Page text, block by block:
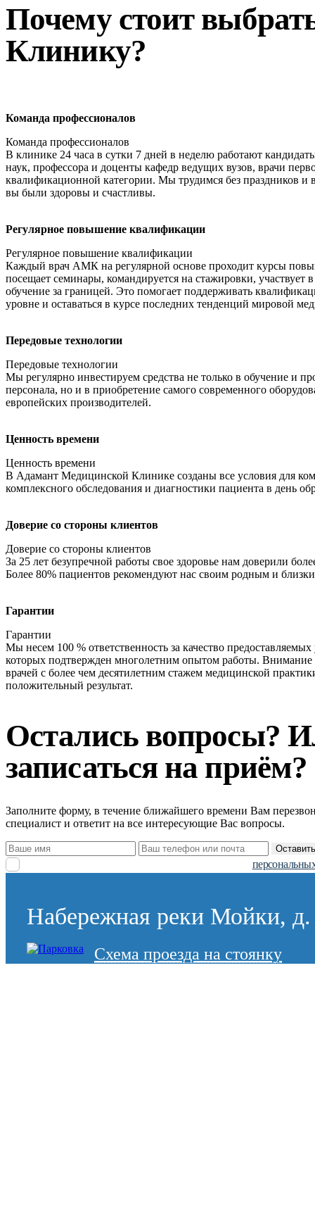
Почему стоит
Клинику?
Команда профессионалов
Команда профессионалов
В клинике 24 часа в сутки 7 дней в неделю работают
наук, профессора и доценты кафедр ведущих вузов, врачи
квалификационной категории. Мы трудимся без праздников и
вы были здоровы и счастливы.
Регулярное повышение квалификации
Регулярное повышение квалификации
Каждый врач АМК на регулярной основе проходит курсы
посещает семинары, командируется на стажировки, участвует
обучение за границей. Это помогает поддерживать
уровне и оставаться в курсе последних тенденций мировой
Передовые технологии
Передовые технологии
Мы регулярно инвестируем средства не только в обучение и
персонала, но и в приобретение самого современного
европейских производителей.
Ценность времени
Ценность времени
В Адамант Медицинской Клинике созданы все условия для
комплексного обследования и диагностики пациента в день
Доверие со стороны клиентов
Доверие со стороны клиентов
За 25 лет безупречной работы свое здоровье нам доверили
Более 80% пациентов рекомендуют нас своим родным и
Гарантии
Гарантии
Мы несем 100 % ответственность за качество
которых подтвержден многолетним опытом работы. Внимание
врачей с более чем десятилетним стажем медицинской
положительный результат.
Остались вопросы?
записаться на приём?
Заполните форму, в течение ближайшего времени Вам
специалист и ответит на все интересующие Вас вопросы.
Набережная реки Мойки,
Схема проезда на стоянку